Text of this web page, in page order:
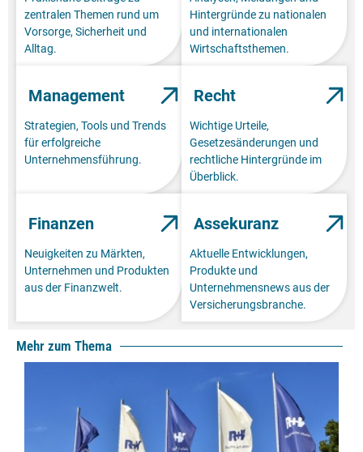
zentralen Themen rund um
Vorsorge, Sicherheit und
Alltag.
Hintergründe zu nationalen
und internationalen
Wirtschaftsthemen.
Management
Strategien, Tools und Trends
für erfolgreiche
Unternehmensführung.
Recht
Wichtige Urteile,
Gesetzesänderungen und
rechtliche Hintergründe im
Überblick.
Finanzen
Neuigkeiten zu Märkten,
Unternehmen und Produkten
aus der Finanzwelt.
Assekuranz
Aktuelle Entwicklungen,
Produkte und
Unternehmensnews aus der
Versicherungsbranche.
Mehr zum Thema